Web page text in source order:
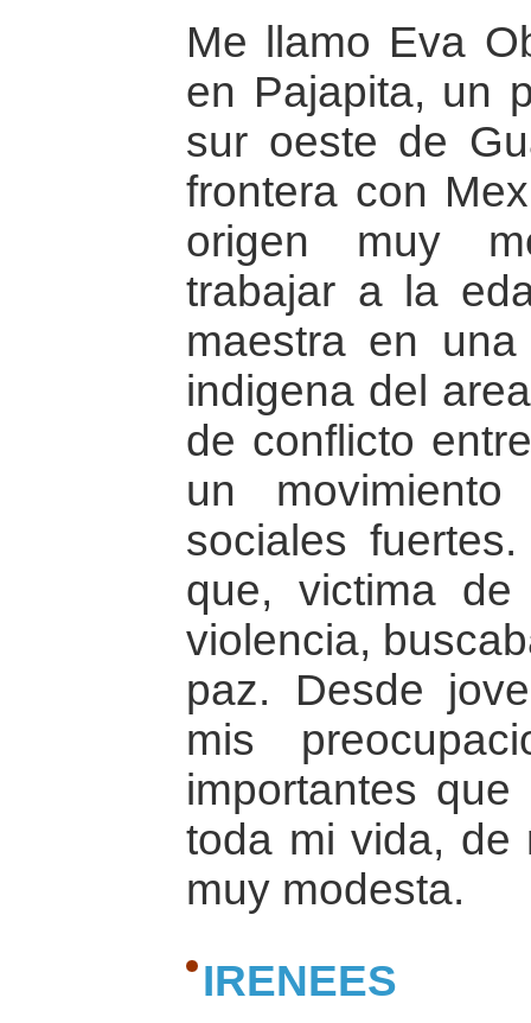
Me llamo Eva
en Pajapita, un
sur oeste de
frontera con
origen muy
trabajar a la
maestra en
indigena del
de conflicto
un
sociales
que, victima
violencia,
paz. Desde
mis
importantes
toda mi vida, de
muy modesta.
IRENEES